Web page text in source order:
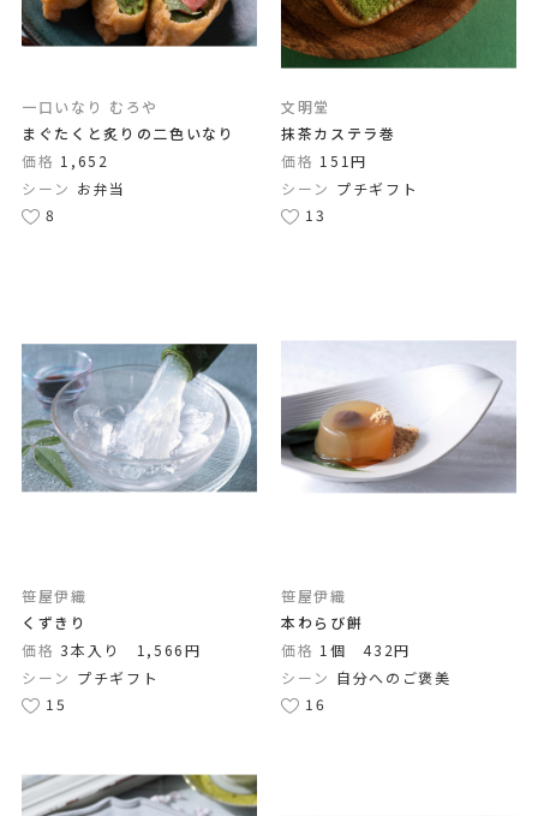
一口いなり むろや
まぐたくと炙りの二色いなり
価格 1,652
シーン お弁当
8
文明堂
抹茶カステラ巻
価格 151円
シーン プチギフト
13
笹屋伊織
くずきり
価格 3本入り 1,566円
シーン プチギフト
15
笹屋伊織
本わらび餅
価格 1個 432円
シーン 自分へのご褒美
16